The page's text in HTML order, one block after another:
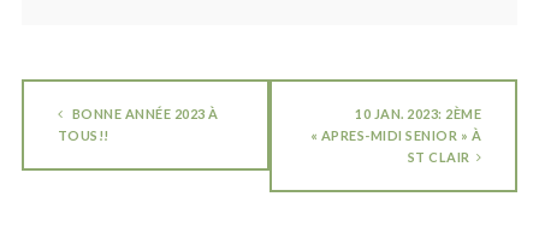
BONNE ANNÉE 2023 À
TOUS!!
10 JAN. 2023: 2ÈME
« APRES-MIDI SENIOR » À
ST CLAIR